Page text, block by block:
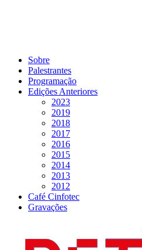
Sobre
Palestrantes
Programação
Edições Anteriores
2023
2019
2018
2017
2016
2015
2014
2013
2012
Café Cinfotec
Gravações